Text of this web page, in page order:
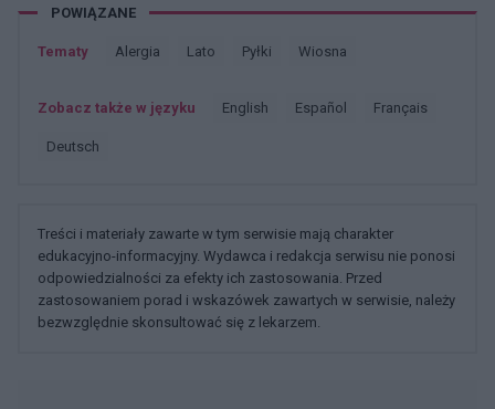
POWIĄZANE
Tematy Alergia Lato Pyłki Wiosna
Zobacz także w języku english español français
deutsch
Treści i materiały zawarte w tym serwisie mają charakter
edukacyjno-informacyjny. Wydawca i redakcja serwisu nie ponosi
odpowiedzialności za efekty ich zastosowania. Przed
zastosowaniem porad i wskazówek zawartych w serwisie, należy
bezwzględnie skonsultować się z lekarzem.